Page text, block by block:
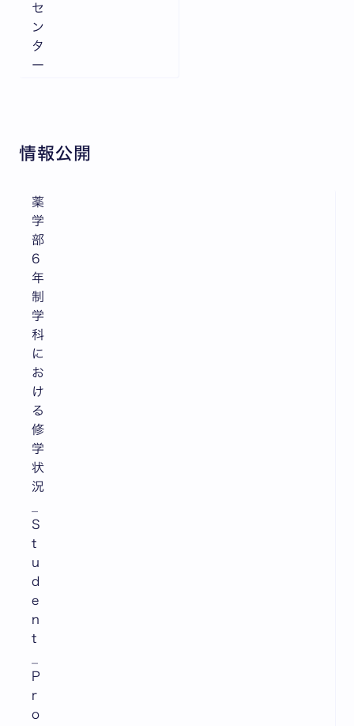
セ
ン
タ
ー
情報公開
薬
学
部
6
年
制
学
科
に
お
け
る
修
学
状
況
S
t
u
d
e
n
t
P
r
o